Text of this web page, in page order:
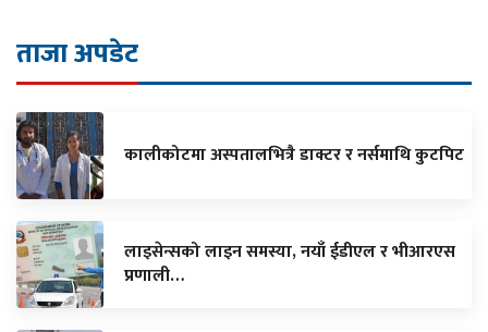
ताजा अपडेट
कालीकोटमा अस्पतालभित्रै डाक्टर र नर्समाथि कुटपिट
लाइसेन्सको लाइन समस्या, नयाँ ईडीएल र भीआरएस
प्रणाली…